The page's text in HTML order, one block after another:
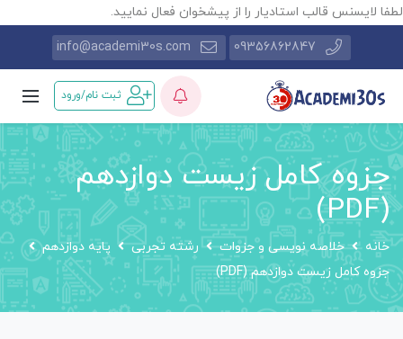
لطفا لایسنس قالب استادیار را از پیشخوان فعال نمایید.
09356862847
info@academi30s.com
ثبت نام/ورود
جزوه کامل زیست دوازدهم
(PDF)
خانه خلاصه نویسی و جزوات رشته تجربی
پایه دوازدهم
جزوه کامل زیست دوازدهم (PDF)